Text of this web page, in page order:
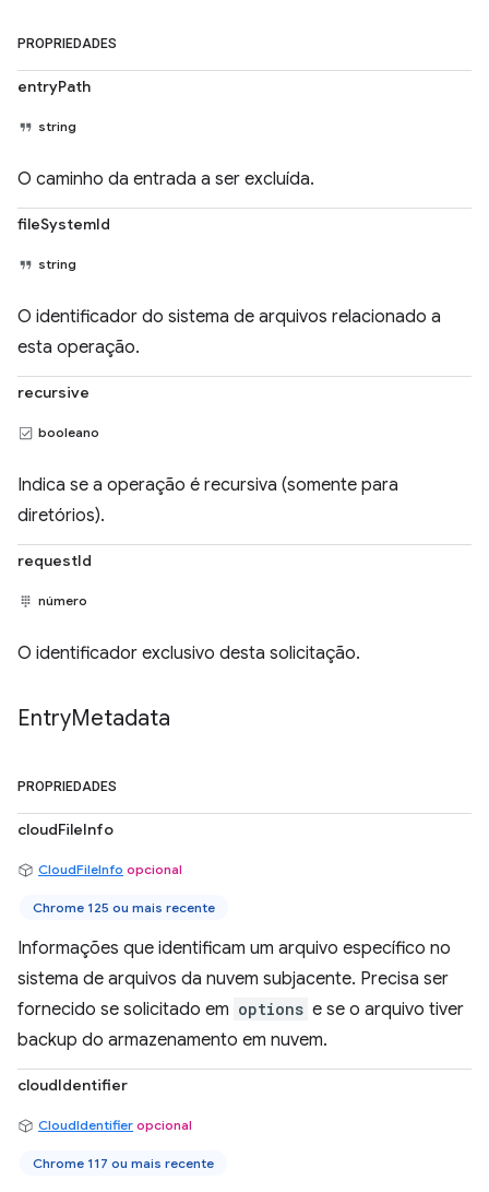
PROPRIEDADES
entryPath
string
O caminho da entrada a ser excluída.
fileSystemId
string
O identificador do sistema de arquivos relacionado a
esta operação.
recursive
booleano
Indica se a operação é recursiva (somente para
diretórios).
requestId
número
O identificador exclusivo desta solicitação.
EntryMetadata
PROPRIEDADES
cloudFileInfo
CloudFileInfo opcional
Chrome 125 ou mais recente
Informações que identificam um arquivo específico no
sistema de arquivos da nuvem subjacente. Precisa ser
fornecido se solicitado em options e se o arquivo tiver
backup do armazenamento em nuvem.
cloudIdentifier
CloudIdentifier opcional
Chrome 117 ou mais recente